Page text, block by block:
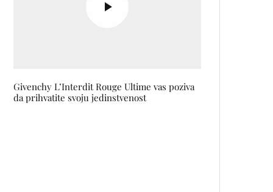
Givenchy L’Interdit Rouge Ultime vas poziva
da prihvatite svoju jedinstvenost